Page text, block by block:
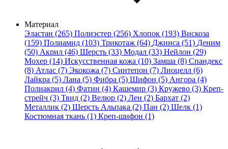
Материал
Эластан (265) Полиэстер (256) Хлопок (193) Вискоза
(159) Полиамид (103) Трикотаж (64) Джинса (51) Деним
(50) Акрил (46) Шерсть (33) Модал (33) Нейлон (29)
Мохер (14) Искусственная кожа (10) Замша (8) Спандекс
(8) Атлас (7) Экокожа (7) Синтепон (7) Лиоцелл (6)
Лайкра (5) Лана (5) Фибра (5) Шифон (5) Ангора (4)
Полиакрил (4) Фатин (4) Кашемир (3) Кружево (3) Креп-
стрейч (3) Твид (2) Велюр (2) Лен (2) Бархат (2)
Металлик (2) Шерсть Альпака (2) Пан (2) Шелк (1)
Костюмная ткань (1) Креп-шифон (1)